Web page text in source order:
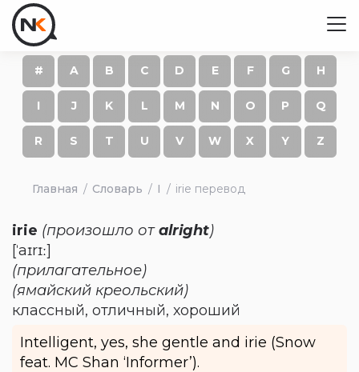
# A B C D E F G H
I J K L M N O P Q
R S T U V W X Y Z
Главная Словарь I irie перевод
irie (произошло отalright)
[ˈaɪrɪː]
(прилагательное)
(ямайский креольский)
классный, отличный, хороший
Intelligent, yes, she gentle and irie (Snow
feat. MC Shan ‘Informer’).